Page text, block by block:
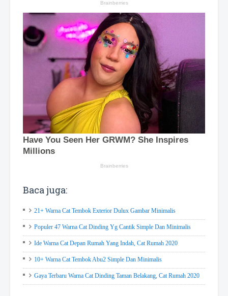
Baca juga:
21+ Warna Cat Tembok Exterior Dulux Gambar Minimalis
Populer 47 Warna Cat Dinding Yg Cantik Simple Dan Minimalis
Ide Warna Cat Depan Rumah Yang Indah, Cat Rumah 2020
10+ Warna Cat Tembok Abu2 Simple Dan Minimalis
Gaya Terbaru Warna Cat Dinding Taman Belakang, Cat Rumah 2020